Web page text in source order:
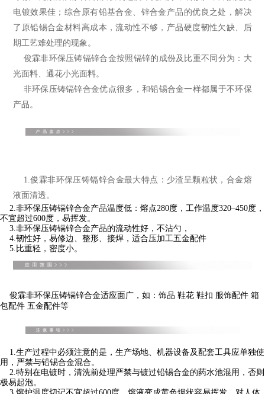
电镀效果佳；综合原有铅基合金、锌合金产品的优良之处，解决
了原铅锡合金材料高成本，流动性不够，产品硬度韧性欠缺、后
期工艺难处理的现象。
俊霖非环保压铸镉锌合金按照镉锌的成份及比重不同分为：大
光面料、通花小光面料。
非环保压铸镉锌合金优点很多，和铅锡合金一样都属于不环保
产品。
1.俊霖非环保压铸镉锌合金最大特点： 少渣呈颗粒状，合金熔
液面清透。
2.非环保压铸镉锌合金产品温度低：熔点280度，工作温度320–450度，
不宜超过600度，易挥发。
3.非环保压铸镉锌合金产品的流动性好，不沾勺，
4.韧性好，易修边、整形、接焊，适合压加工五金配件
5.比重轻，密度小。
俊霖非环保压铸镉锌合金适应面广，如：饰品 鞋花 鞋扣 服饰配件 箱
包配件 五金配件等
1.生产过程中必须注意的是，生产场地、机器设备及配套工具应单独使
用，严禁与铅锡合金混合。
2.特别在电镀时，清洗前处理严禁与镀过铅锡合金的药水池混用，否则
极易起泡。